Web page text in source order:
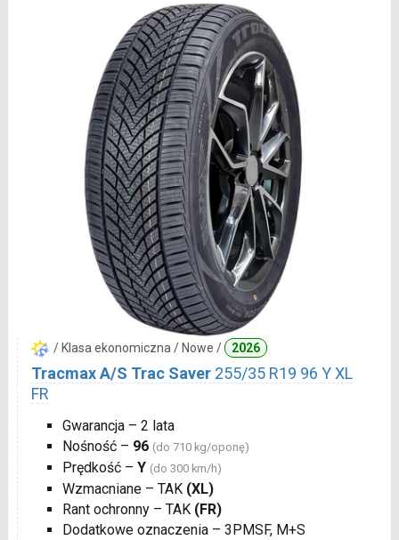
/ Klasa ekonomiczna / Nowe / 2026
Tracmax A/S Trac Saver 255/35 R19 96 Y XL
FR
Gwarancja – 2 lata
Nośność – 96 (do 710 kg/oponę)
Prędkość – Y (do 300 km/h)
Wzmacniane – TAK (XL)
Rant ochronny – TAK (FR)
Dodatkowe oznaczenia – 3PMSF, M+S